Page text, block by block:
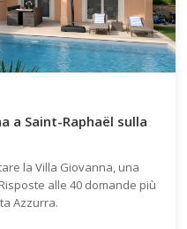
a Saint-Raphaël sulla
la Villa Giovanna, una
alle 40 domande più
Azzurra.